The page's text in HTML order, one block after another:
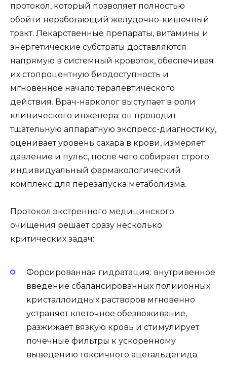
протокол, который позволяет полностью
обойти неработающий желудочно-кишечный
тракт. Лекарственные препараты, витамины и
энергетические субстраты доставляются
напрямую в системный кровоток, обеспечивая
их стопроцентную биодоступность и
мгновенное начало терапевтического
действия. Врач-нарколог выступает в роли
клинического инженера: он проводит
тщательную аппаратную экспресс-диагностику,
оценивает уровень сахара в крови, измеряет
давление и пульс, после чего собирает строго
индивидуальный фармакологический
комплекс для перезапуска метаболизма.
Протокол экстренного медицинского
очищения решает сразу несколько
критических задач:
Форсированная гидратация: внутривенное
введение сбалансированных полиионных
кристаллоидных растворов мгновенно
устраняет клеточное обезвоживание,
разжижает вязкую кровь и стимулирует
почечные фильтры к ускоренному
выведению токсичного ацетальдегида.